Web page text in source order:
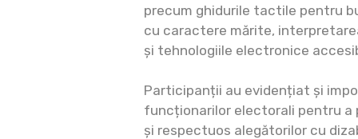
precum ghidurile tactile pentru
cu caractere mărite,
și tehnologiile electronice
Participanții au evidențiat și
funcționarilor electorali pentru
și respectuos alegătorilor cu